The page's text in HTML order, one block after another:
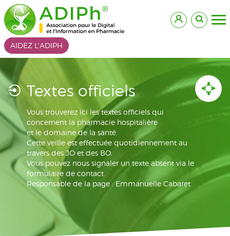
AIDEZ L'ADIPH
Textes officiels
Vous trouverez ici les textes officiels qui
concernent la pharmacie hospitalière
et le domaine de la santé.
Cette veille est effectuée quotidiennement au
travers des JO et des BO.
Vous pouvez nous signaler un texte absent via le
formulaire de contact.
Responsable de la page : Emmanuelle Cabaret